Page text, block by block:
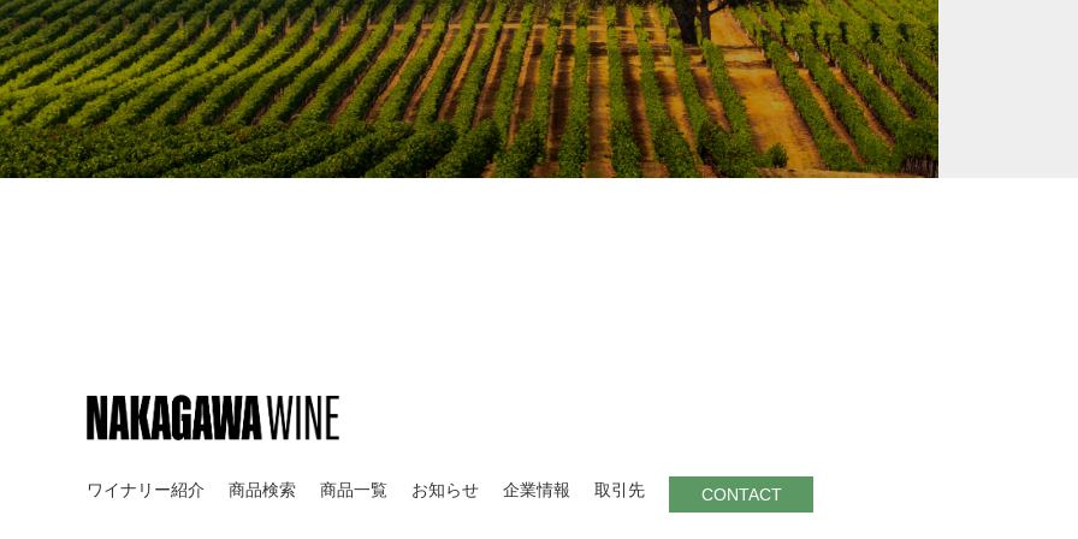
ワイナリー紹介 商品検索 商品一覧 お知らせ 企業情報 取引先 CONTACT